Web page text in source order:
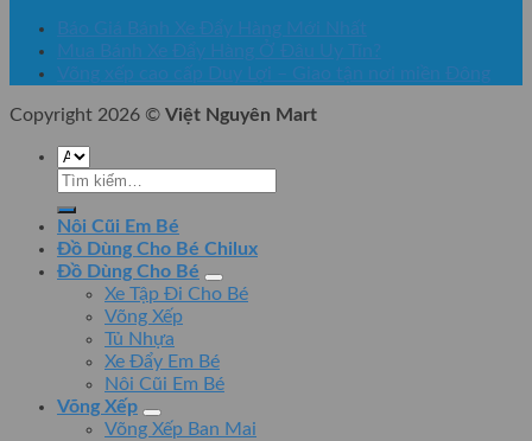
Báo Giá Bánh Xe Đẩy Hàng Mới Nhất
Mua Bánh Xe Đẩy Hàng Ở Đâu Uy Tín?
Võng xếp cao cấp Duy Lợi – Giao tận nơi miền Đông
Copyright 2026 © Việt Nguyên Mart
Tìm
Nôi Cũi Em Bé
Đồ Dùng Cho Bé Chilux
Đồ Dùng Cho Bé
Xe Tập Đi Cho Bé
Võng Xếp
Tủ Nhựa
Xe Đẩy Em Bé
Nôi Cũi Em Bé
Võng Xếp
Võng Xếp Ban Mai